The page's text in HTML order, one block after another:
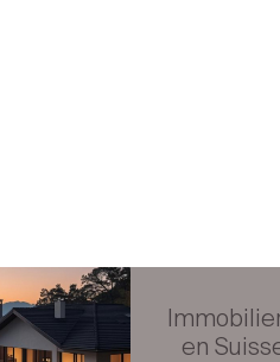
en